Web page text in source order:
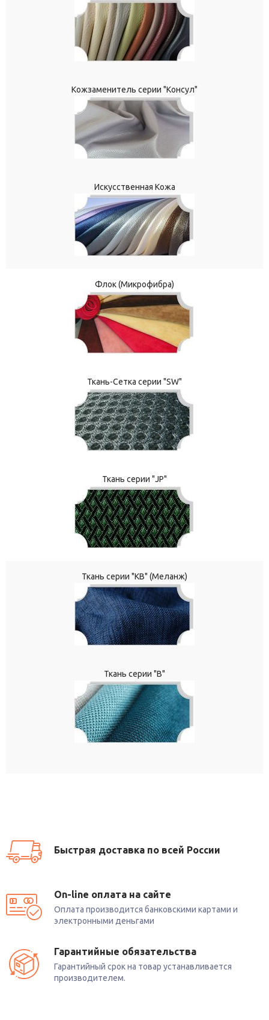
Кожзаменитель серии "Консул"
Искусственная Кожа
Флок (Микрофибра)
Ткань-Сетка серии "SW"
Ткань серии "JP"
Ткань серии "КВ" (Меланж)
Ткань серии "В"
Быстрая доставка по всей России
On-line оплата на сайте
Оплата производится банковскими картами и
электронными деньгами
Гарантийные обязательства
Гарантийный срок на товар устанавливается
производителем.